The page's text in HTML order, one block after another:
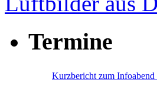
Termine
Kurzbericht zum